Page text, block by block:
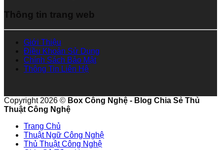
Thông tin trang web
Giới Thiệu
Điều Khoản Sử Dụng
Chính Sách Bảo Mật
Thông Tin Liên Hệ
Copyright 2026 © Box Công Nghệ - Blog Chia Sẻ Thủ
Thuật Công Nghệ
Trang Chủ
Thuật Ngữ Công Nghệ
Thủ Thuật Công Nghệ